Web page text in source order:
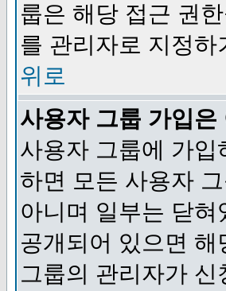
룹은 해당 접근 권
를 관리자로 지정
위로
사용자 그룹 가입
사용자 그룹에 가
하면 모든 사용자
아니며 일부는 닫
공개되어 있으면
그룹의 관리자가